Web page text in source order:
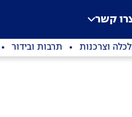
קשר
וצרכנות תרבות ובידור